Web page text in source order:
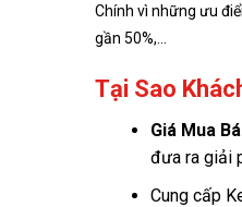
Chính vì những ưu
gần 50%,…
Tại Sao
GiáMua
đưa ra giải
Cung cấp